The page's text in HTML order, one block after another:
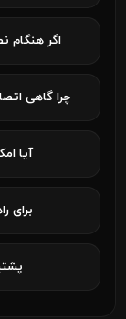
اگر هنگام
چرا گاهی
آیا
برای